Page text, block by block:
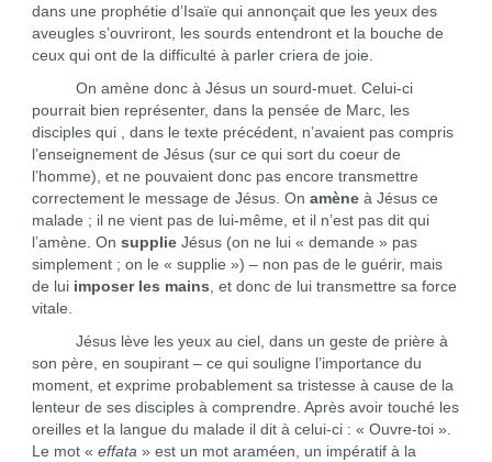
dans une prophétie d’Isaïe qui annonçait que les yeux des
aveugles s’ouvriront, les sourds entendront et la bouche de
ceux qui ont de la difficulté à parler criera de joie.
On amène donc à Jésus un sourd-muet. Celui-ci
pourrait bien représenter, dans la pensée de Marc, les
disciples qui , dans le texte précédent, n’avaient pas compris
l’enseignement de Jésus (sur ce qui sort du coeur de
l’homme), et ne pouvaient donc pas encore transmettre
correctement le message de Jésus. On amèneà Jésus ce
malade ; il ne vient pas de lui-même, et il n’est pas dit qui
l’amène. On supplieJésus (on ne lui « demande » pas
simplement ; on le « supplie ») – non pas de le guérir, mais
de lui imposer les mains, et donc de lui transmettre sa force
vitale.
Jésus lève les yeux au ciel, dans un geste de prière à
son père, en soupirant – ce qui souligne l’importance du
moment, et exprime probablement sa tristesse à cause de la
lenteur de ses disciples à comprendre. Après avoir touché les
oreilles et la langue du malade il dit à celui-ci : « Ouvre-toi ».
Le mot « effata» est un mot araméen, un impératif à la